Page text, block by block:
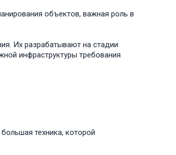
объектов, важная роль в
Их разрабатывают на стадии
инфраструктуры требования
техника, которой